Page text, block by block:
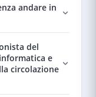
andare in
del
e
circolazione